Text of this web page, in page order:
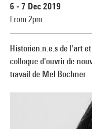
Historien.n.e.s de l'art
colloque d'ouvrir de
travail de Mel Bochner
6 - 7 Dec 2019
From 2pm